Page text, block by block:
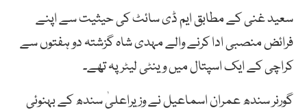
سعید غنی کے مطابق ایم ڈی سائٹ کی حیثیت سے اپنے
فرائض منصبی ادا کرنے والے مہدی شاہ گزشتہ دو ہفتوں سے
کراچی کے ایک اسپتال میں وینٹی لیٹرپہ تھے۔
گورنر سندھ عمران اسماعیل نے وزیراعلیٰ سندھ کے بہنوئی